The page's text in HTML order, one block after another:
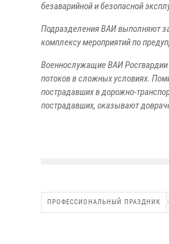
безаварийной и безопасной
Подразделения ВАИ выполняют
комплексу мероприятий по
Военнослужащие ВАИ Росгвардии
потоков в сложных условиях.
пострадавших в дорожно-
пострадавших, оказывают
ПРОФЕССИОНАЛЬНЫЙ ПРАЗДНИК